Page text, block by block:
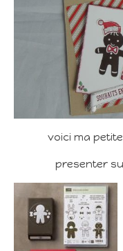
voici ma
presenter